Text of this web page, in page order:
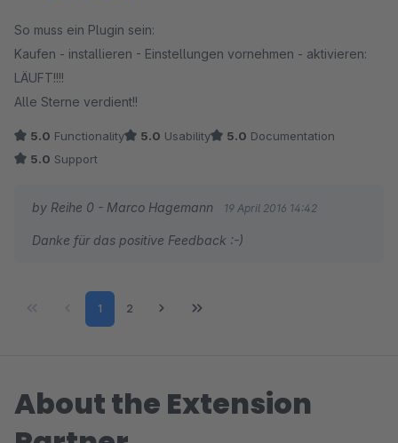
So muss ein Plugin sein:
Kaufen - installieren - Einstellungen vornehmen - aktivieren:
LÄUFT!!!!
Alle Sterne verdient!!
5.0 Functionality 5.0 Usability 5.0 Documentation
5.0 Support
by Reihe 0 - Marco Hagemann 19 April 2016 14:42
Danke für das positive Feedback :-)
Page
1 Page
2
About the Extension